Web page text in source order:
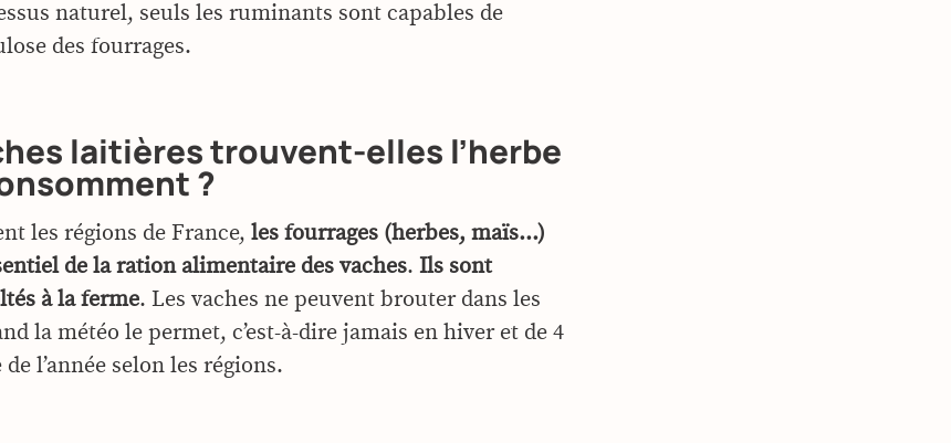
naturel, seuls les ruminants sont capables de
des fourrages.
laitières trouvent-elles l’herbe
?
les régions de France, les fourrages (herbes, maïs…)
de la ration alimentaire des vaches. Ils sont
à la ferme. Les vaches ne peuvent brouter dans les
la météo le permet, c’est-à-dire jamais en hiver et de 4
l’année selon les régions.